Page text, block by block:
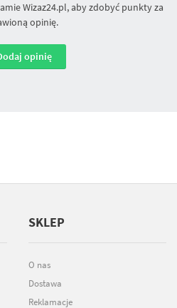
Wizaz24.pl, aby zdobyć punkty za
opinię.
opinię
SKLEP
O nas
Dostawa
Reklamacje